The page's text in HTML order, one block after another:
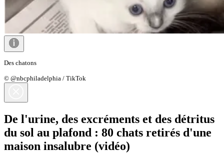
Des chatons
© @nbcphiladelphia / TikTok
De l'urine, des excréments et des détritus
du sol au plafond : 80 chats retirés d'une
maison insalubre (vidéo)